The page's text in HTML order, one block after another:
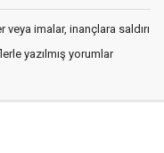
imalar, inançlara saldırı
yazılmış yorumlar